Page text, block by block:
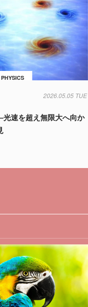
PHYSICS
2026.05.05 TUE
速を超え無限大へ向か